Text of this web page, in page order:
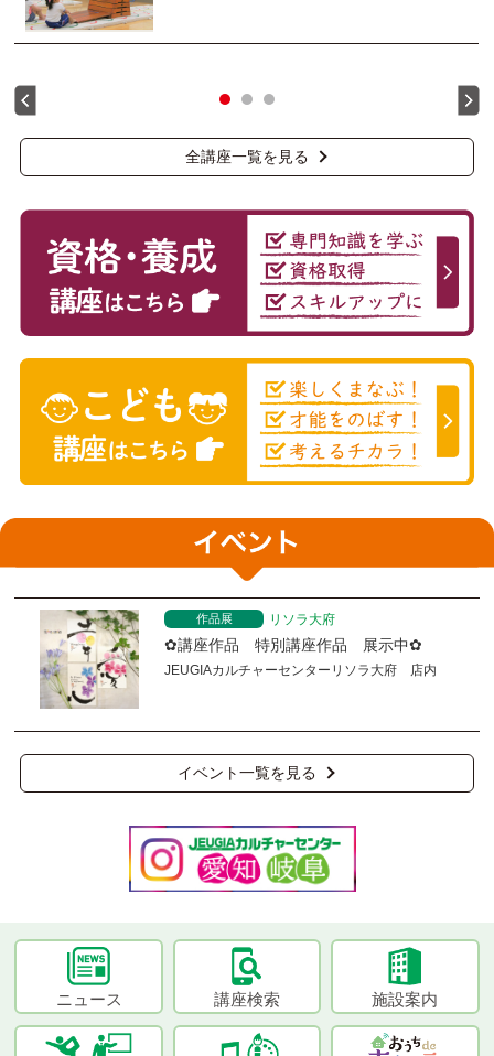
全講座一覧を見る
作品展 リソラ大府
✿講座作品 特別講座作品 展示中✿
JEUGIAカルチャーセンターリソラ大府 店内
イベント一覧を見る
ニュース 講座検索 施設案内